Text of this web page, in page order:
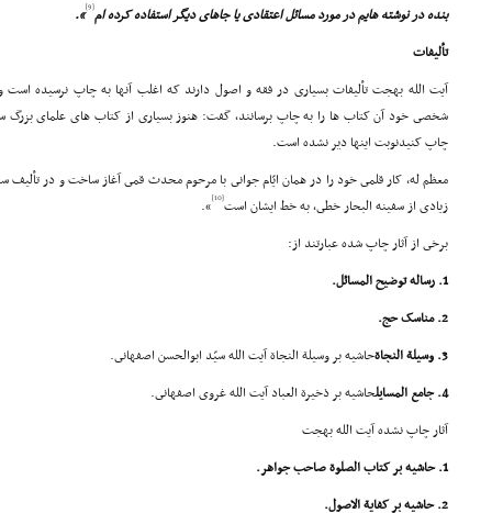
بنده در نوشته هایم در مورد مسائل اعتقادى یا جاهاى دیگر استفاده کرده ام[9]
».
تألیفات
آیت الله بهجت تألیفات بسیارى در فقه و اصول دارند که اغلب آنها به چاپ نرسیده است
شخصى خود آن کتاب ها را به چاپ برسانند، گفت: هنوز بسیارى از کتاب هاى علماى بزرگ
چاپ کنیدنوبت اینها دیر نشده است.
معظم له، کار قلمى خود را در همان ایّام جوانى با مرحوم محدث قمى آغاز ساخت و در تألیف
زیادى از سفینه البحار خطى، به خط ایشان است[10]
».
برخى از آثار چاپ شده عبارتند از:
1. رساله توضیح المسائل.
2. مناسک حج.
3. وسیلة النجاة
حاشیه بر وسیلة النجاة آیت الله سیّد ابوالحسن اصفهانى.
4. جامع المسایل
حاشیه بر ذخیرة العباد آیت الله غروى اصفهانى.
آثار چاپ نشده آیت الله بهجت
1. حاشیه بر کتاب الصلوة صاحب جواهر.
2. حاشیه بر کفایة الاصول.